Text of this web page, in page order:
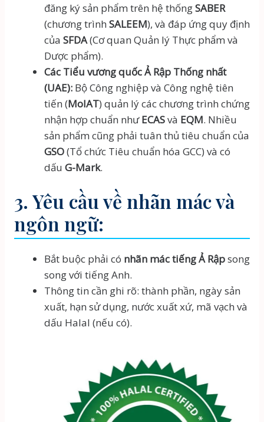
đăng ký sản phẩm trên hệ thốngSABER
(chương trình SALEEM), và đáp ứng quy định
của SFDA(Cơ quan Quản lý Thực phẩm và
Dược phẩm).
Các Tiểu vương quốc Ả Rập Thống nhất
(UAE):Bộ Công nghiệp và Công nghệ tiên
tiến (MoIAT) quản lý các chương trình chứng
nhận hợp chuẩn nhưECASvà EQM. Nhiều
sản phẩm cũng phải tuân thủ tiêu chuẩn của
GSO(Tổ chức Tiêu chuẩn hóa GCC) và có
dấu G-Mark.
3. Yêu cầu về nhãn mác và
ngôn ngữ:
Bắt buộc phải có nhãn mác tiếng Ả Rậpsong
song với tiếng Anh.
Thông tin cần ghi rõ: thành phần, ngày sản
xuất, hạn sử dụng, nước xuất xứ, mã vạch và
dấu Halal (nếu có).